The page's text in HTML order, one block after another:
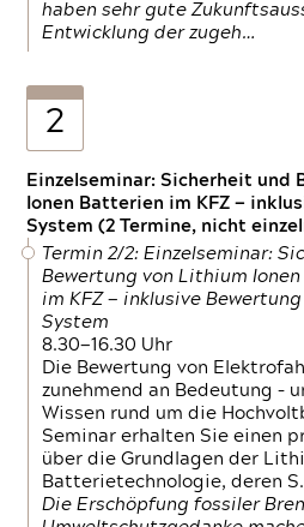
haben sehr gute
Entwicklung der zugeh…
2
Einzelseminar: Sicherheit und
Ionen Batterien im KFZ —
System (2 Termine, nicht
Termin 2/2: Einzelseminar:
Bewertung von Lithium
im KFZ — inklusive Bewertung
System
8.30—16.30 Uhr
Die Bewertung von
zunehmend an Bedeutung –
Wissen rund um die
Seminar erhalten Sie einen
über die Grundlagen der
Batterietechnologie, deren
Die Erschöpfung fossiler